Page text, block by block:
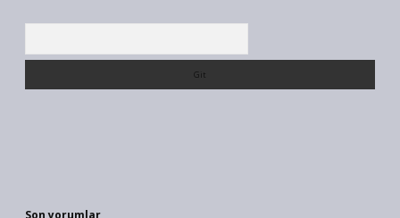
Son yorumlar